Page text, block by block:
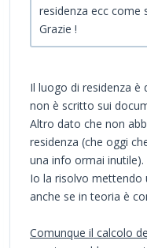
residenza ecc come
Grazie !
Il luogo di residenza è
non è scritto sui
Altro dato che non
residenza (che oggi
una info ormai inutile).
Io la risolvo mettendo
anche se in teoria è
Comunque il calcolo